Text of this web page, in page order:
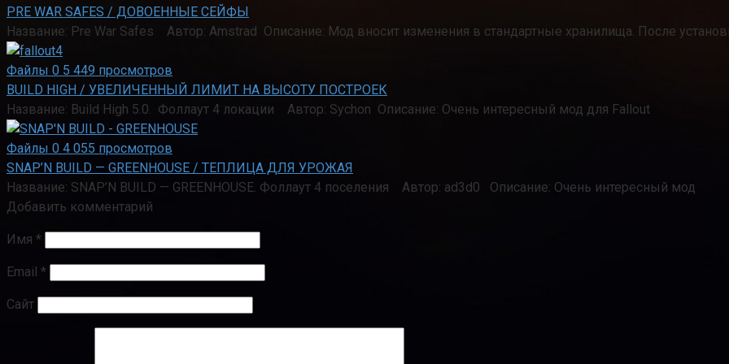
PRE WAR SAFES / ДОВОЕННЫЕ СЕЙФЫ
Название: Pre War Safes Автор: Amstrad Описание: Мод вносит изменения в стандартные хранилища. После
Файлы 0 5 449 просмотров
BUILD HIGH / УВЕЛИЧЕННЫЙ ЛИМИТ НА ВЫСОТУ ПОСТРОЕК
Название: Build High 5.0. Фоллаут 4 локации Автор: Sychon Описание: Очень интересный мод для Fallout
Файлы 0 4 055 просмотров
SNAP’N BUILD — GREENHOUSE / ТЕПЛИЦА ДЛЯ УРОЖАЯ
Название: SNAP’N BUILD — GREENHOUSE. Фоллаут 4 поселения Автор: ad3d0 Описание: Очень интересный мод
Добавить комментарий
Имя *
Email *
Сайт